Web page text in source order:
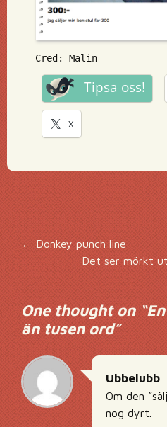
Cred: Malin
Tipsa oss!
X
←Donkey punch line
Det ser mörkt
One thought on “
än tusen ord”
Ubbelubb
Om den
nog dyrt.